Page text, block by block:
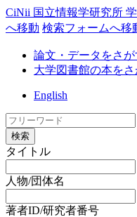
CiNii 国立情報学研究所
へ移動 検索フォームへ移
論文・データをさが
大学図書館の本をさ
English
検索
タイトル
人物/団体名
著者ID/研究者番号